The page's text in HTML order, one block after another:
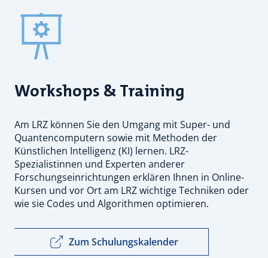
Workshops & Training
Am LRZ können Sie den Umgang mit Super- und
Quantencomputern sowie mit Methoden der
Künstlichen Intelligenz (KI) lernen. LRZ-
Spezialistinnen und Experten anderer
Forschungseinrichtungen erklären Ihnen in Online-
Kursen und vor Ort am LRZ wichtige Techniken oder
wie sie Codes und Algorithmen optimieren.
Zum Schulungskalender